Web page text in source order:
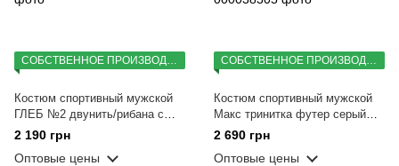
СОБСТВЕННОЕ ПРОИЗВОДСТВО
Костюм спортивный мужской
ГЛЕБ №2 двунить/рибана с
принтом THE KING серый гри,
2 190 грн
Оптовые цены
СОБСТВЕННОЕ ПРОИЗВОДСТВО
Костюм спортивный мужской
Макс тринитка футер серый
гри, с принтом Catitude (DTG)
раз. 2XL
2 690 грн
Оптовые цены